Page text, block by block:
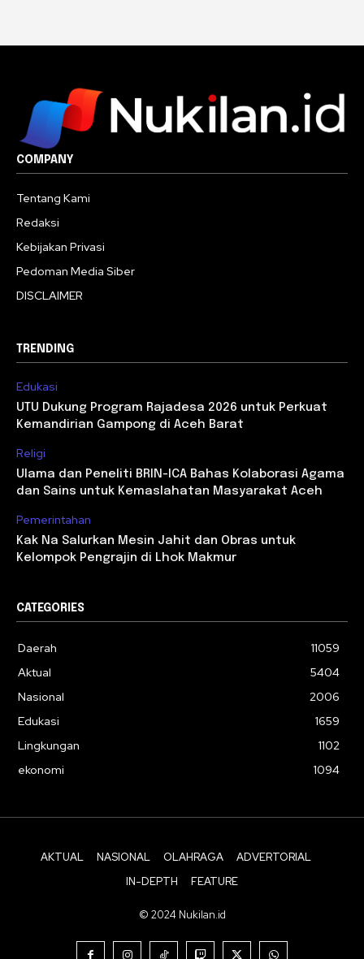
COMPANY
Tentang Kami
Redaksi
Kebijakan Privasi
Pedoman Media Siber
DISCLAIMER
TRENDING
Edukasi
UTU Dukung Program Rajadesa 2026 untuk Perkuat
Kemandirian Gampong di Aceh Barat
Religi
Ulama dan Peneliti BRIN-ICA Bahas Kolaborasi Agama
dan Sains untuk Kemaslahatan Masyarakat Aceh
Pemerintahan
Kak Na Salurkan Mesin Jahit dan Obras untuk
Kelompok Pengrajin di Lhok Makmur
CATEGORIES
Daerah
11059
Aktual
5404
Nasional
2006
Edukasi
1659
Lingkungan
1102
ekonomi
1094
AKTUAL NASIONAL OLAHRAGA
ADVERTORIAL
IN-DEPTH
FEATURE
© 2024 Nukilan.id